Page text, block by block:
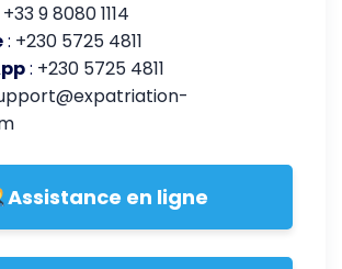
+33 9 8080 1114
: +230 5725 4811
: +230 5725 4811
Assistance en ligne